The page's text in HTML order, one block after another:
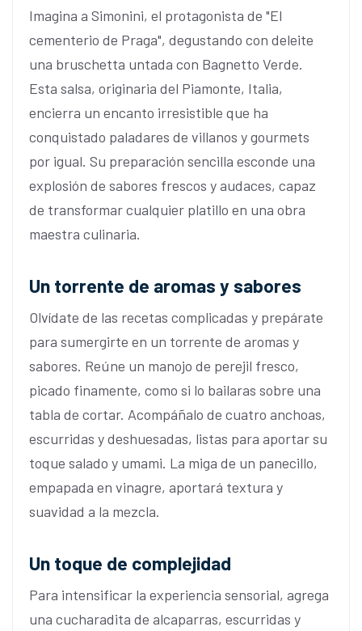
Imagina a Simonini, el protagonista de "El
cementerio de Praga", degustando con deleite
una bruschetta untada con Bagnetto Verde.
Esta salsa, originaria del Piamonte, Italia,
encierra un encanto irresistible que ha
conquistado paladares de villanos y gourmets
por igual. Su preparación sencilla esconde una
explosión de sabores frescos y audaces, capaz
de transformar cualquier platillo en una obra
maestra culinaria.
Un torrente de aromas y sabores
Olvídate de las recetas complicadas y prepárate
para sumergirte en un torrente de aromas y
sabores. Reúne un manojo de perejil fresco,
picado finamente, como si lo bailaras sobre una
tabla de cortar. Acompáñalo de cuatro anchoas,
escurridas y deshuesadas, listas para aportar su
toque salado y umami. La miga de un panecillo,
empapada en vinagre, aportará textura y
suavidad a la mezcla.
Un toque de complejidad
Para intensificar la experiencia sensorial, agrega
una cucharadita de alcaparras, escurridas y